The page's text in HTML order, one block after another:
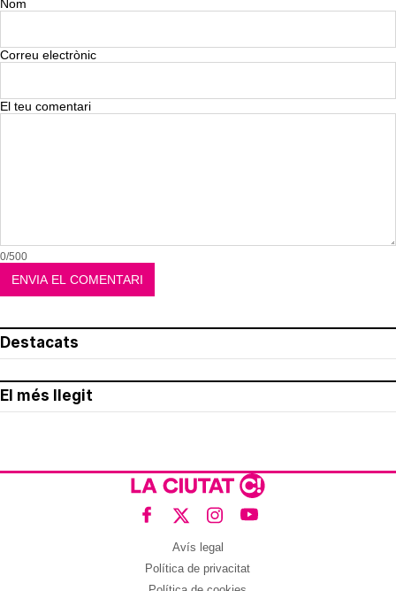
Nom
Correu electrònic
El teu comentari
0/500
Destacats
El més llegit
Avís legal
Política de privacitat